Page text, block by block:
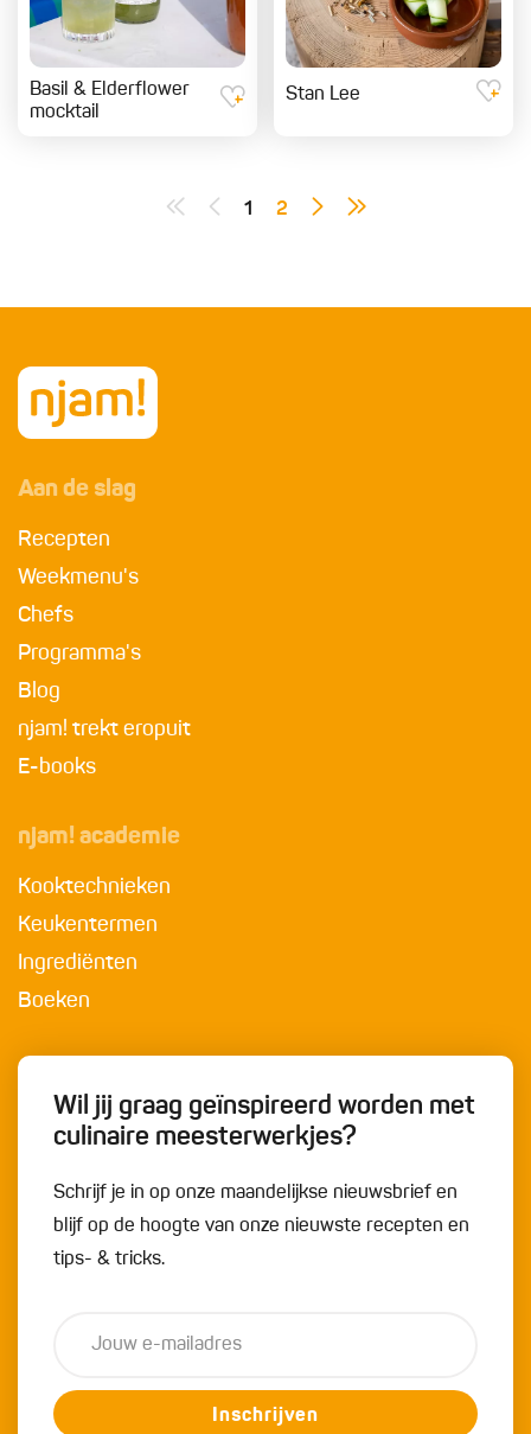
Basil & Elderflower
mocktail
Stan Lee
1 2
Aan de slag
Recepten
Weekmenu's
Chefs
Programma's
Blog
njam! trekt eropuit
E-books
njam! academie
Kooktechnieken
Keukentermen
Ingrediënten
Boeken
Wil jij graag geïnspireerd worden met
culinaire meesterwerkjes?
Schrijf je in op onze maandelijkse nieuwsbrief en
blijf op de hoogte van onze nieuwste recepten en
tips- & tricks.
Inschrijven